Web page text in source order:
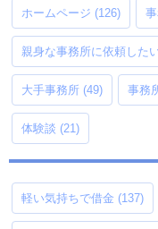
ホームページ (126)
親身な事務所に依頼した
大手事務所 (49) 事務
体験談 (21)
軽い気持ちで借金 (137)